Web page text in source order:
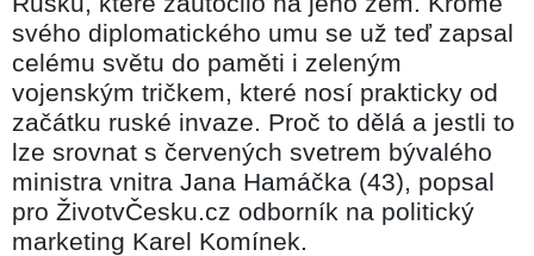
svého diplomatického umu se už teď zapsal
celému světu do paměti i zeleným
vojenským tričkem, které nosí prakticky od
začátku ruské invaze. Proč to dělá a jestli to
lze srovnat s červených svetrem bývalého
ministra vnitra Jana Hamáčka (43), popsal
pro ŽivotvČesku.cz odborník na politický
marketing Karel Komínek.